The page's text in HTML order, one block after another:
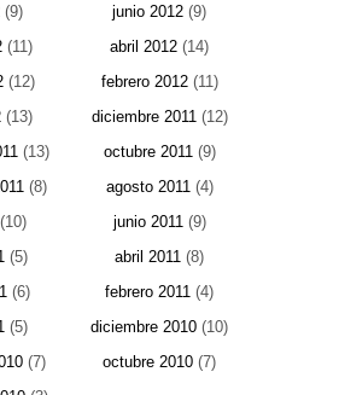
(9) junio 2012 (9)
(11) abril 2012 (14)
(12) febrero 2012(11)
(13) diciembre 2011(12)
(13) octubre 2011(9)
(8) agosto 2011(4)
(10) junio 2011(9)
(5) abril 2011 (8)
(6) febrero 2011 (4)
(5) diciembre 2010 (10)
(7) octubre 2010 (7)